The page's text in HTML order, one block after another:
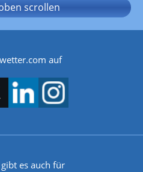
scrollen
auf
es auch für